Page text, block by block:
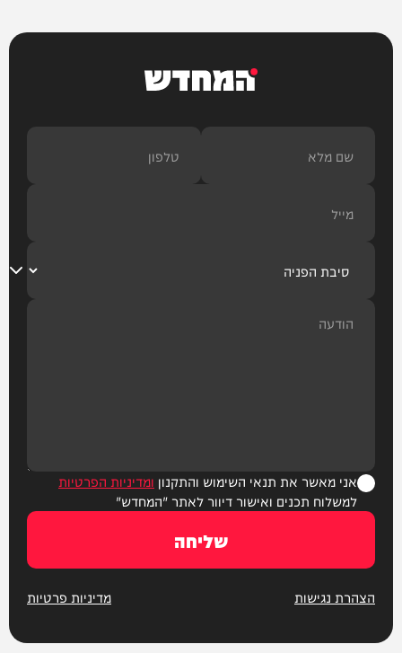
המחדש
אני מאשר את תנאי השימוש והתקנון ומדיניות הפרטיות
למשלוח תכנים ואישור דיוור לאתר "המחדש"
שליחה
הצהרת נגישות מדיניות פרטיות